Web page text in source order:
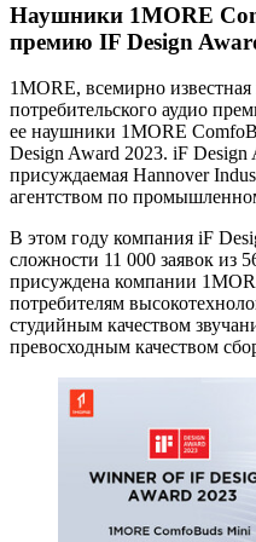
Наушники 1MORE
премию IF Design
1MORE, всемирно
потребительского аудио
ее наушники 1MORE
Design Award 2023. iF Design
присуждаемая Hannover
агентством по
В этом году компания iF
сложности 11 000 заявок из
присуждена компании
потребителям
студийным качеством
превосходным качеством